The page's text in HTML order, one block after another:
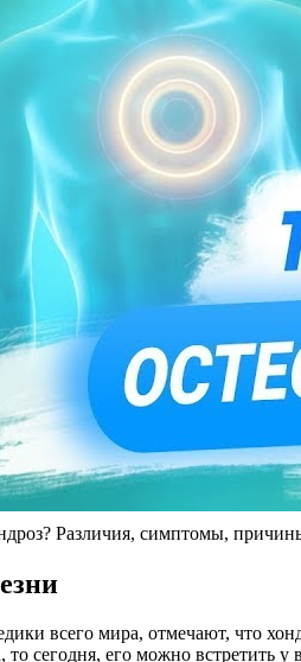
Различия, симптомы,
всего мира, отмечают, что
то сегодня, его можно встретить